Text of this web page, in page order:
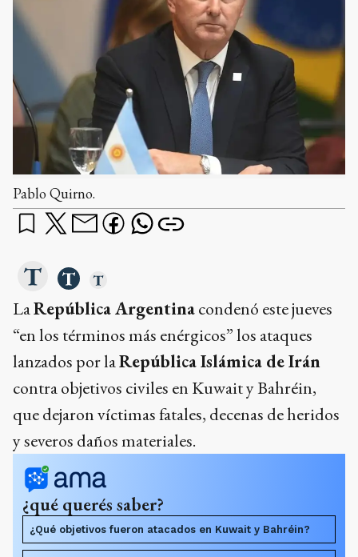
Pablo Quirno.
LaRepública Argentinacondenó este jueves
“en los términos más enérgicos” los ataques
lanzados por laRepública Islámica de Irán
contra objetivos civiles en Kuwait y Bahréin,
que dejaron víctimas fatales, decenas de heridos
y severos daños materiales.
¿qué querés saber?
¿Qué objetivos fueron atacados en Kuwait y Bahréin?